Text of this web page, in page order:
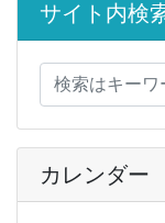
サイト内検
カレンダー